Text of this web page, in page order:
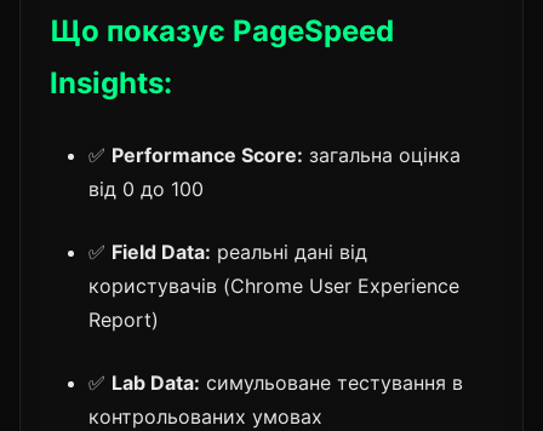
Що показує PageSpeed
Insights:
✅ Performance Score: загальна оцінка
від 0 до 100
✅ Field Data: реальні дані від
користувачів (Chrome User Experience
Report)
✅ Lab Data: симульоване тестування в
контрольованих умовах